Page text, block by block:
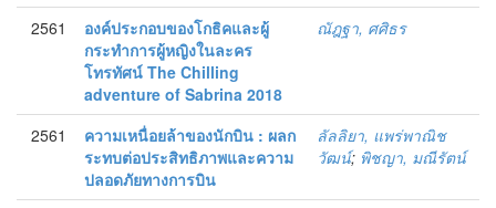
2561
องค์ประกอบของโกธิคและผู้
กระทำการผู้หญิงในละคร
โทรทัศน์ The Chilling
adventure of Sabrina 2018
ณัฎฐา, ศศิธร
2561
ความเหนื่อยล้าของนักบิน : ผลก
ระทบต่อประสิทธิภาพและความ
ปลอดภัยทางการบิน
ลัลลิยา, แพร่พาณิช
วัฒน์; พิชญา, มณีรัตน์